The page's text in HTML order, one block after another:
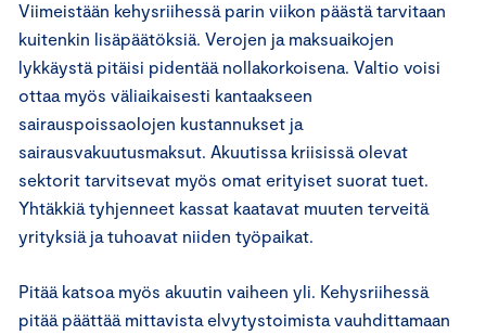
Viimeistään kehysriihessä parin viikon päästä tarvitaan
kuitenkin lisäpäätöksiä. Verojen ja maksuaikojen
lykkäystä pitäisi pidentää nollakorkoisena. Valtio voisi
ottaa myös väliaikaisesti kantaakseen
sairauspoissaolojen kustannukset ja
sairausvakuutusmaksut. Akuutissa kriisissä olevat
sektorit tarvitsevat myös omat erityiset suorat tuet.
Yhtäkkiä tyhjenneet kassat kaatavat muuten terveitä
yrityksiä ja tuhoavat niiden työpaikat.
Pitää katsoa myös akuutin vaiheen yli. Kehysriihessä
pitää päättää mittavista elvytystoimista vauhdittamaan